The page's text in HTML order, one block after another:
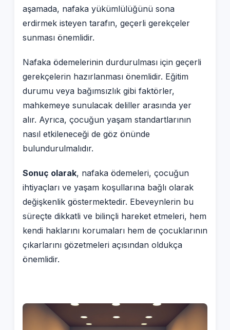
aşamada, nafaka yükümlülüğünü sona
erdirmek isteyen tarafın, geçerli gerekçeler
sunması önemlidir.
Nafaka ödemelerinin durdurulması için geçerli
gerekçelerin hazırlanması önemlidir. Eğitim
durumu veya bağımsızlık gibi faktörler,
mahkemeye sunulacak deliller arasında yer
alır. Ayrıca, çocuğun yaşam standartlarının
nasıl etkileneceği de göz önünde
bulundurulmalıdır.
Sonuç olarak, nafaka ödemeleri, çocuğun
ihtiyaçları ve yaşam koşullarına bağlı olarak
değişkenlik göstermektedir. Ebeveynlerin bu
süreçte dikkatli ve bilinçli hareket etmeleri, hem
kendi haklarını korumaları hem de çocuklarının
çıkarlarını gözetmeleri açısından oldukça
önemlidir.